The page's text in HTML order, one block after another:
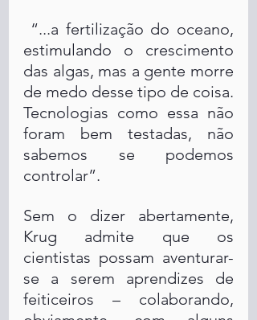
estimulando o crescimento
das algas, mas a gente morre
de medo desse tipo de coisa.
Tecnologias como essa não
foram bem testadas, não
sabemos se podemos
controlar”.
Sem o dizer abertamente,
Krug admite que os
cientistas possam aventurar-
se a serem aprendizes de
feiticeiros – colaborando,